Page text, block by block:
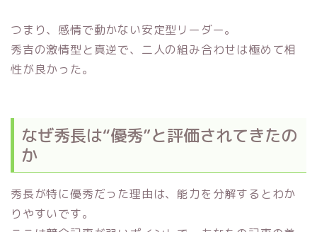
つまり、感情で動かない安定型リーダー。
秀吉の激情型と真逆で、二人の組み合わせは極めて相
性が良かった。
なぜ秀長は“優秀”と評価されてきたの
か
秀長が特に優秀だった理由は、能力を分解するとわか
りやすいです。